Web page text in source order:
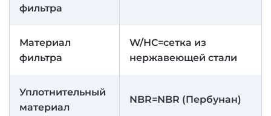
фильтра
Материал
фильтра
W/HC=сетка из
нержавеющей стали
Уплотнительный
материал
NBR=NBR (Пербунан)